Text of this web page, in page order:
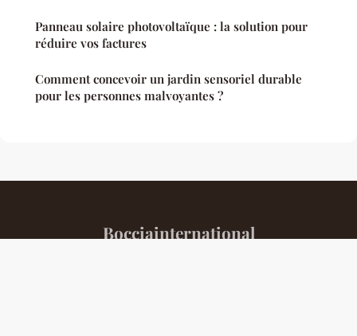
Panneau solaire photovoltaïque : la solution pour
réduire vos factures
Comment concevoir un jardin sensoriel durable
pour les personnes malvoyantes ?
Bocciainternational